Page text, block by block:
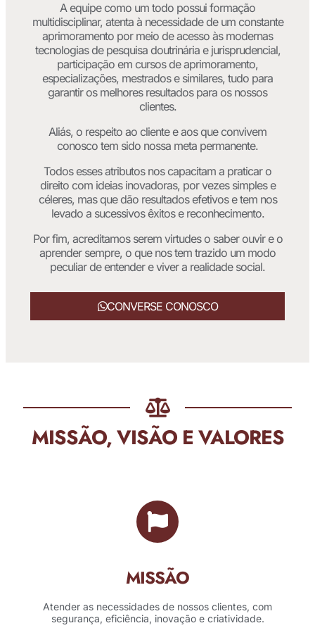
A equipe como um todo possui formação
multidisciplinar, atenta à necessidade de um constante
aprimoramento por meio de acesso às modernas
tecnologias de pesquisa doutrinária e jurisprudencial,
participação em cursos de aprimoramento,
especializações, mestrados e similares, tudo para
garantir os melhores resultados para os nossos
clientes.
Aliás, o respeito ao cliente e aos que convivem
conosco tem sido nossa meta permanente.
Todos esses atributos nos capacitam a praticar o
direito com ideias inovadoras, por vezes simples e
céleres, mas que dão resultados efetivos e tem nos
levado a sucessivos êxitos e reconhecimento.
Por fim, acreditamos serem virtudes o saber ouvir e o
aprender sempre, o que nos tem trazido um modo
peculiar de entender e viver a realidade social.
CONVERSE CONOSCO
MISSÃO, VISÃO E VALORES
MISSÃO
Atender as necessidades de nossos clientes, com
segurança, eficiência, inovação e criatividade.